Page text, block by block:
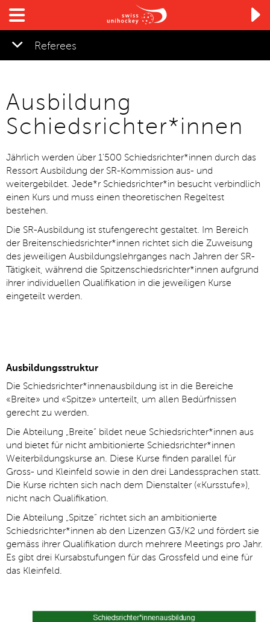

Referees
Ausbildung
Schiedsrichter*innen
Jährlich werden über 1'500 Schiedsrichter*innen durch das
Ressort Ausbildung der SR-Kommission aus- und
weitergebildet. Jede*r Schiedsrichter*in besucht verbindlich
einen Kurs und muss einen theoretischen Regeltest
bestehen.
Die SR-Ausbildung ist stufengerecht gestaltet. Im Bereich
der Breitenschiedsrichter*innen richtet sich die Zuweisung
des jeweiligen Ausbildungslehrganges nach Jahren der SR-
Tätigkeit, während die Spitzenschiedsrichter*innen aufgrund
ihrer individuellen Qualifikation in die jeweiligen Kurse
eingeteilt werden.
Ausbildungsstruktur
Die Schiedsrichter*innenausbildung ist in die Bereiche
«Breite» und «Spitze» unterteilt, um allen Bedürfnissen
gerecht zu werden.
Die Abteilung „Breite“ bildet neue Schiedsrichter*innen aus
und bietet für nicht ambitionierte Schiedsrichter*innen
Weiterbildungskurse an. Diese Kurse finden parallel für
Gross- und Kleinfeld sowie in den drei Landessprachen statt.
Die Kurse richten sich nach dem Dienstalter («Kursstufe»),
nicht nach Qualifikation.
Die Abteilung „Spitze“ richtet sich an ambitionierte
Schiedsrichter*innen ab den Lizenzen G3/K2 und fördert sie
gemäss ihrer Qualifikation durch mehrere Meetings pro Jahr.
Es gibt drei Kursabstufungen für das Grossfeld und eine für
das Kleinfeld.